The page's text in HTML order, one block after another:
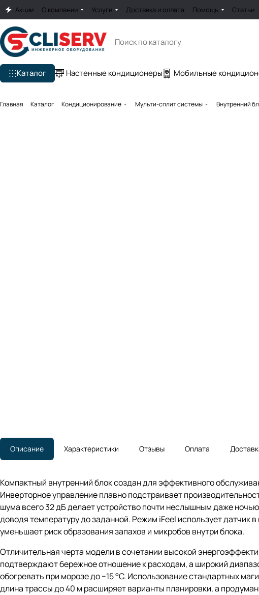
Акции О компании Услуги Доставка и оплата Помощь Статьи
Каталог Настенные кондиционеры Мобильные
Главная Каталог Кондиционирование Мульти-сплит системы Внутренний
Описание Характеристики Отзывы Оплата
Компактный внутренний блок создан для эффективного
Инверторное управление плавно подстраивает
шума всего 32 дБ делает устройство почти неслышным даже
доводя температуру до заданной. Режим iFeel использует датчик
уменьшает риск образования запахов и микробов внутри блока.
Отличительная черта модели в сочетании высокой
подтверждают бережное отношение к расходам, а широкий
обогревать при морозе до −15 °C. Использование стандартных
длина трассы до 40 м расширяет варианты планировки, а